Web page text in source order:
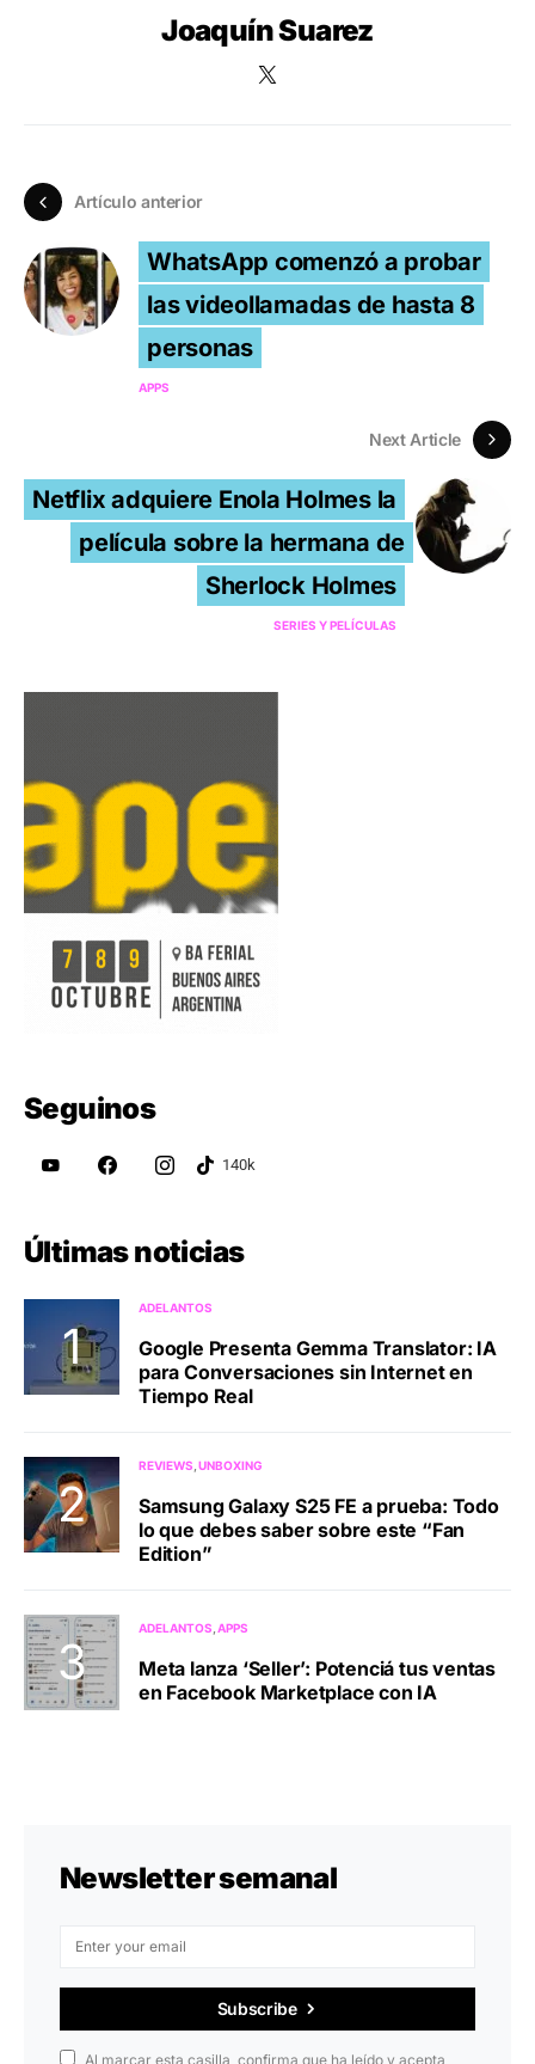
Joaquín Suarez
Artículo anterior
WhatsApp comenzó a probar
las videollamadas de hasta 8
personas
APPS
Next Article
Netflix adquiere Enola Holmes la
película sobre la hermana de
Sherlock Holmes
SERIES Y PELÍCULAS
Seguinos
Últimas noticias
ADELANTOS
Google Presenta Gemma Translator: IA
para Conversaciones sin Internet en
Tiempo Real
REVIEWS UNBOXING
Samsung Galaxy S25 FE a prueba: Todo
lo que debes saber sobre este “Fan
Edition”
ADELANTOS APPS
Meta lanza ‘Seller’: Potenciá tus ventas
en Facebook Marketplace con IA
Newsletter semanal
Subscribe
Al marcar esta casilla, confirma que ha leído y acepta